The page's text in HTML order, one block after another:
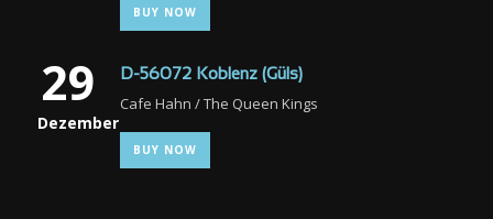
BUY NOW
29
Dezember
D-56072 Koblenz (Güls)
Cafe Hahn / The Queen Kings
BUY NOW